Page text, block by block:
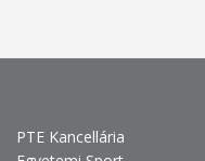
PTE Kancellária